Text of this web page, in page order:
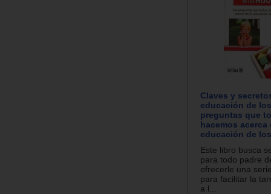
Claves y
educación de
preguntas que
hacemos acerca
educación de
Este libro busca
para todo padre
ofrecerle una
para facilitar la
a l...